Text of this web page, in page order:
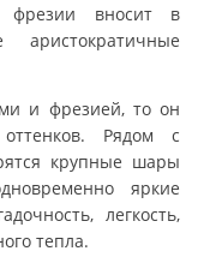
фрезии вносит в
и фрезией, то он
Рядом с
крупные шары
яркие
легкость,
тепла.